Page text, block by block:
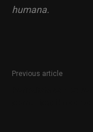
humana.
Previous article